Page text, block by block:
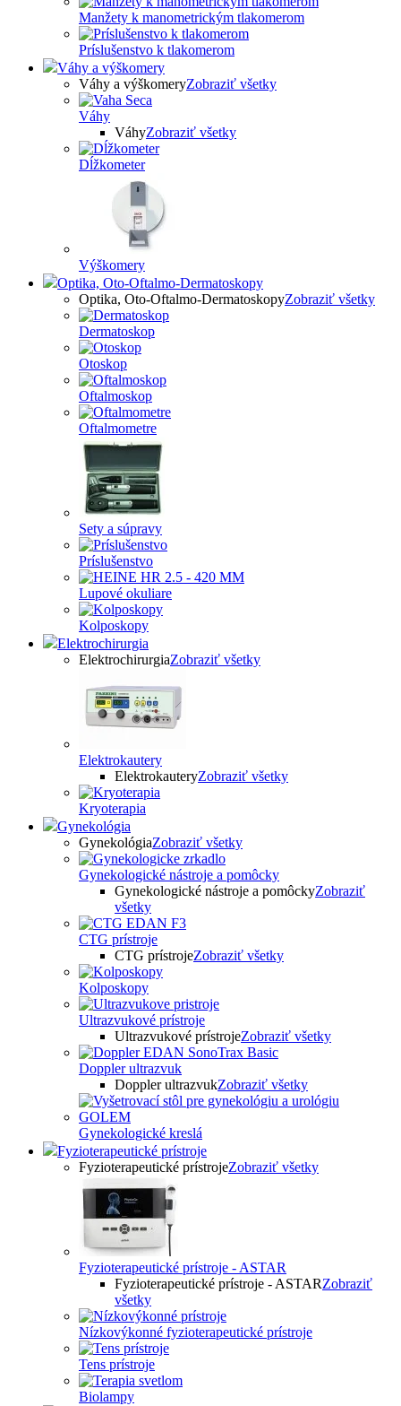
Manžety k manometrickým tlakomerom
Príslušenstvo k tlakomerom
Váhy a výškomery
Váhy a výškomeryZobraziť všetky
Váhy
VáhyZobraziť všetky
Dĺžkometer
Výškomery
Optika, Oto-Oftalmo-Dermatoskopy
Optika, Oto-Oftalmo-DermatoskopyZobraziť všetky
Dermatoskop
Otoskop
Oftalmoskop
Oftalmometre
Sety a súpravy
Príslušenstvo
Lupové okuliare
Kolposkopy
Elektrochirurgia
ElektrochirurgiaZobraziť všetky
Elektrokautery
ElektrokauteryZobraziť všetky
Kryoterapia
Gynekológia
GynekológiaZobraziť všetky
Gynekologické nástroje a pomôcky
Gynekologické nástroje a pomôckyZobraziť
všetky
CTG prístroje
CTG prístrojeZobraziť všetky
Kolposkopy
Ultrazvukové prístroje
Ultrazvukové prístrojeZobraziť všetky
Doppler ultrazvuk
Doppler ultrazvukZobraziť všetky
Gynekologické kreslá
Fyzioterapeutické prístroje
Fyzioterapeutické prístrojeZobraziť všetky
Fyzioterapeutické prístroje - ASTAR
Fyzioterapeutické prístroje - ASTARZobraziť
všetky
Nízkovýkonné fyzioterapeutické prístroje
Tens prístroje
Biolampy